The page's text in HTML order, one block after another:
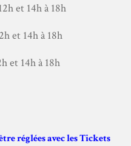
et 14h à 18h
et 14h à 18h
et 14h à 18h
réglées avec les Tickets